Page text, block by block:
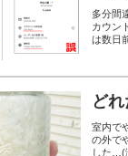
多分間
カウン
は数日
ど
室内で
の外で
した…(